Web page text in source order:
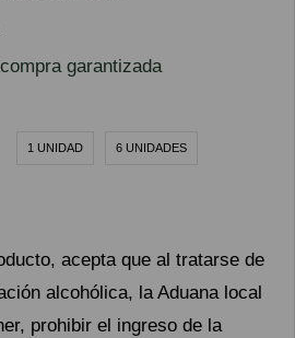
garantizada
1 UNIDAD 6 UNIDADES
acepta que al tratarse de
alcohólica, la Aduana local
prohibir el ingreso de la